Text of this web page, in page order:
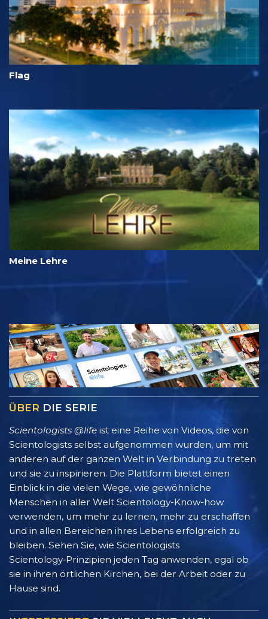
Flag
Meine Lehre
ÜBER DIE SERIE
Scientologists @life ist eine Reihe von Videos, die von
Scientologists selbst aufgenommen wurden, um mit
anderen auf der ganzen Welt in Verbindung zu treten
und sie zu inspirieren. Die Plattform bietet einen
Einblick in die vielen Wege, wie gewöhnliche
Menschen in aller Welt Scientology-Know-how
verwenden, um mehr zu lernen, mehr zu erschaffen
und in allen Bereichen ihres Lebens erfolgreich zu
bleiben. Sehen Sie, wie Scientologists
Scientology‑Prinzipien jeden Tag anwenden, egal ob
sie in ihren örtlichen Kirchen, bei der Arbeit oder zu
Hause sind.